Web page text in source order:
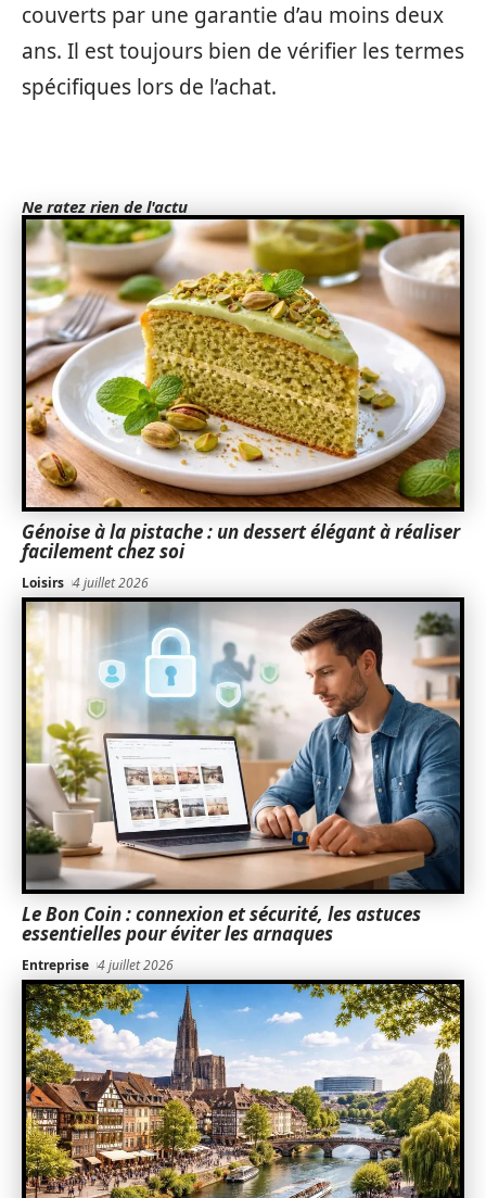
couverts par une garantie d’au moins deux
ans. Il est toujours bien de vérifier les termes
spécifiques lors de l’achat.
Ne ratez rien de l'actu
Génoise à la pistache : un dessert élégant à réaliser
facilement chez soi
Loisirs 4 juillet 2026
Le Bon Coin : connexion et sécurité, les astuces
essentielles pour éviter les arnaques
Entreprise 4 juillet 2026